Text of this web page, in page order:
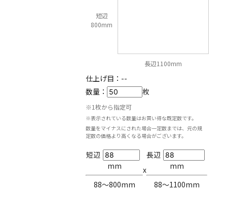
短辺
800mm
長辺1100mm
仕上げ目： --
数量：
枚
※1枚から指定可
※表示されている数量はお買い得な既定数です。
数量をマイナスにされた場合一定数までは、元の規
定数の価格より高くなる場合がございます。
短辺
mm
88〜800mm
x
長辺
mm
88〜1100mm